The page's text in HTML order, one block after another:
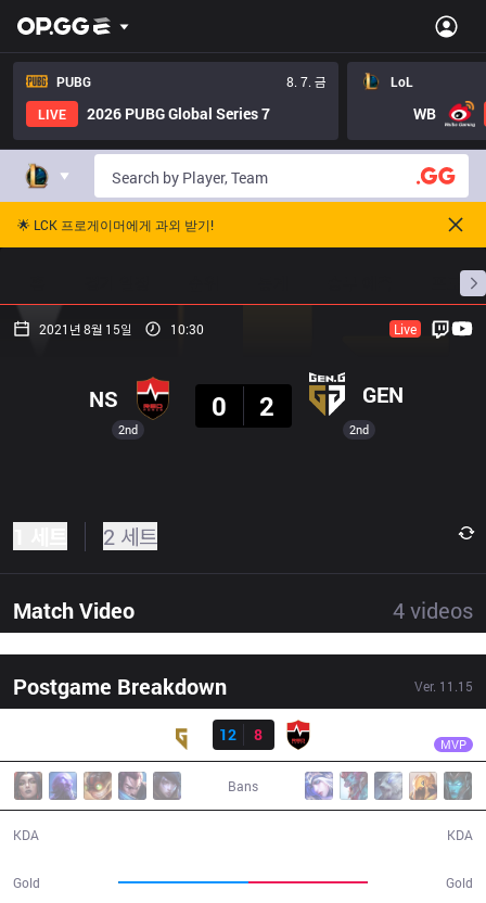
PUBG
8. 7. 금
LIVE
2026 PUBG Global Series 7
LoL
WB
🌟 LCK 프로게이머에게 과외 받기!
프로빌
2021년 8월 15일 10:30 Live
2nd
NS
0
2 GEN
2nd
2 세트
Match Video 4videos
Postgame Breakdown Ver. 11.15
12
8 MVP
Bans
KDA
Gold Gold
KDA